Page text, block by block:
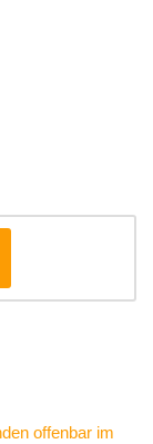
offenbar im